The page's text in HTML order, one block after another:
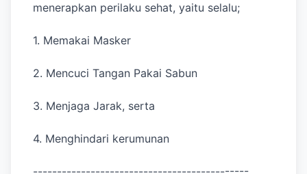
menerapkan perilaku sehat, yaitu selalu;
1. Memakai Masker
2. Mencuci Tangan Pakai Sabun
3. Menjaga Jarak, serta
4. Menghindari kerumunan
---------------------------------------------